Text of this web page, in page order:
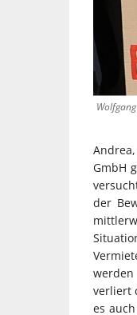
GmbH
der
verliert
es